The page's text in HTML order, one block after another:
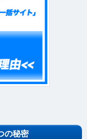
の秘密